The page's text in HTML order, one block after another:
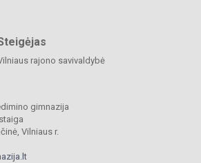
rajono savivaldybė
gimnazija
Vilniaus r.